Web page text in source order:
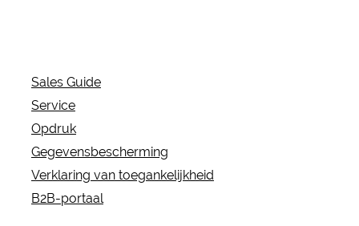
feestelijke zalen voor evenementen als exclusieve
overnachtingsmogelijkheden. Tussen de
historische achtergrond en moderne gastvrijheid
ervaren gasten een plek waar geschiedenis tot
leven komt.
Sales Guide
Service
Opdruk
Gegevensbescherming
Verklaring van toegankelijkheid
B2B-portaal